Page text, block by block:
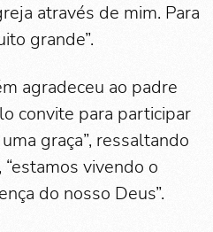
através de mim. Para
grande”.
agradeceu ao padre
convite para participar
graça”, ressaltando
vivendo o
do nosso Deus”.